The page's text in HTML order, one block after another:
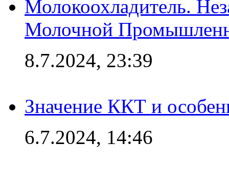
Молокоохладитель.
Молочной
8.7.2024, 23:39
Значение ККТ и
6.7.2024, 14:46